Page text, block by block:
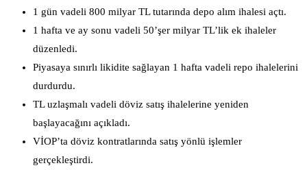
1 gün vadeli 800 milyar TL tutarında depo alım ihalesi açtı.
1 hafta ve ay sonu vadeli 50’şer milyar TL’lik ek ihaleler
düzenledi.
Piyasaya sınırlı likidite sağlayan 1 hafta vadeli repo ihalelerini
durdurdu.
TL uzlaşmalı vadeli döviz satış ihalelerine yeniden
başlayacağını açıkladı.
VİOP’ta döviz kontratlarında satış yönlü işlemler
gerçekleştirdi.